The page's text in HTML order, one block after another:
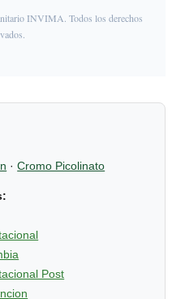
INVIMA. Todos los derechos
·Cromo Picolinato
Post